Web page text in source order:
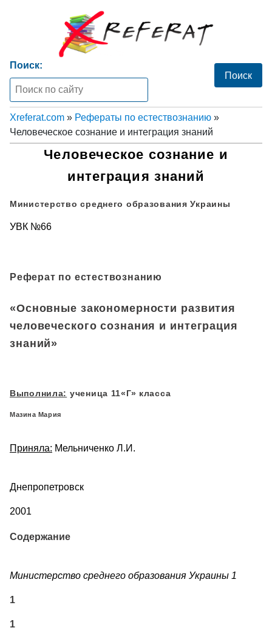
Поиск:
Xreferat.com » Рефераты по естествознанию »
Человеческое сознание и интеграция знаний
Человеческое сознание и
интеграция знаний
Министерство среднего образования Украины
УВК №66
Реферат по естествознанию
«Основные закономерности развития
человеческого сознания и интеграция
знаний»
Выполнила: ученица 11«Г» класса
Мазина Мария
Приняла: Мельниченко Л.И.
Днепропетровск
2001
Содержание
Министерство среднего образования Украины 1
1
1